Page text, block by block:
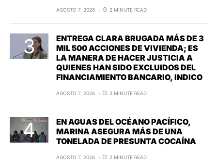
AGOSTO 7, 2026 2 MINUTE READ
ENTREGA CLARA BRUGADA MÁS DE 3
MIL 500 ACCIONES DE VIVIENDA; ES
LA MANERA DE HACER JUSTICIA A
QUIENES HAN SIDO EXCLUIDOS DEL
FINANCIAMIENTO BANCARIO, INDICO
AGOSTO 7, 2026 3 MINUTE READ
EN AGUAS DEL OCÉANO PACÍFICO,
MARINA ASEGURA MÁS DE UNA
TONELADA DE PRESUNTA COCAÍNA
AGOSTO 7, 2026 2 MINUTE READ